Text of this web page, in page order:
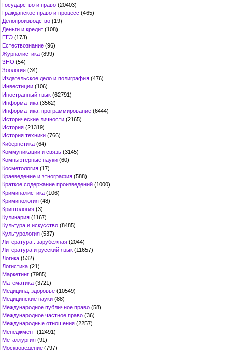
Государство и право (20403)
Гражданское право и процесс (465)
Делопроизводство (19)
Деньги и кредит (108)
ЕГЭ (173)
Естествознание (96)
Журналистика (899)
ЗНО (54)
Зоология (34)
Издательское дело и полиграфия (476)
Инвестиции (106)
Иностранный язык (62791)
Информатика (3562)
Информатика, программирование (6444)
Исторические личности (2165)
История (21319)
История техники (766)
Кибернетика (64)
Коммуникации и связь (3145)
Компьютерные науки (60)
Косметология (17)
Краеведение и этнография (588)
Краткое содержание произведений (1000)
Криминалистика (106)
Криминология (48)
Криптология (3)
Кулинария (1167)
Культура и искусство (8485)
Культурология (537)
Литература : зарубежная (2044)
Литература и русский язык (11657)
Логика (532)
Логистика (21)
Маркетинг (7985)
Математика (3721)
Медицина, здоровье (10549)
Медицинские науки (88)
Международное публичное право (58)
Международное частное право (36)
Международные отношения (2257)
Менеджмент (12491)
Металлургия (91)
Москвоведение (797)